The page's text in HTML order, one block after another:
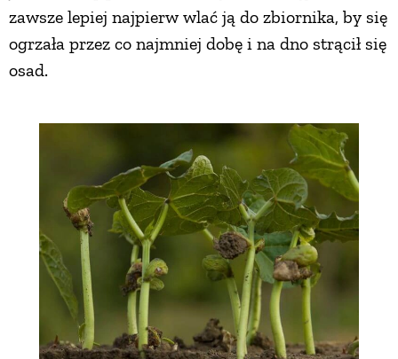
zawsze lepiej najpierw wlać ją do zbiornika, by się
ogrzała przez co najmniej dobę i na dno strącił się
osad.